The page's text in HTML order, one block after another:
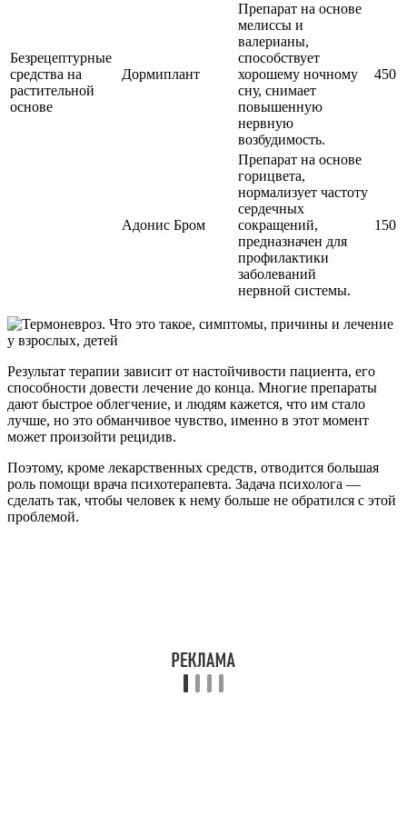
Безрецептурные
средства на
растительной
основе
Дормиплант
Препарат на основе
мелиссы и
валерианы,
способствует
хорошему ночному
сну, снимает
повышенную
нервную
возбудимость.
450
Адонис Бром
Препарат на основе
горицвета,
нормализует частоту
сердечных
сокращений,
предназначен для
профилактики
заболеваний
нервной системы.
150
Результат терапии зависит от настойчивости пациента, его
способности довести лечение до конца. Многие препараты
дают быстрое облегчение, и людям кажется, что им стало
лучше, но это обманчивое чувство, именно в этот момент
может произойти рецидив.
Поэтому, кроме лекарственных средств, отводится большая
роль помощи врача психотерапевта. Задача психолога —
сделать так, чтобы человек к нему больше не обратился с этой
проблемой.